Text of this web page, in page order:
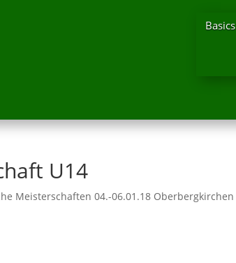
Basics
U14
Meisterschaften 04.-06.01.18 Oberbergkirchen